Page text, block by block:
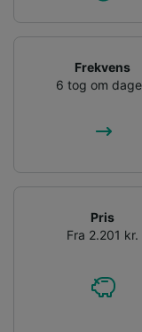
Frekvens
6 tog om
Pris
Fra 2.201 kr.